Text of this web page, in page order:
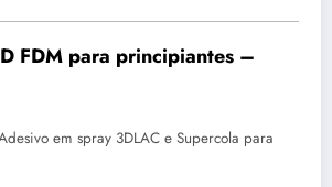
FDM para principiantes –
em spray 3DLAC e Supercola para